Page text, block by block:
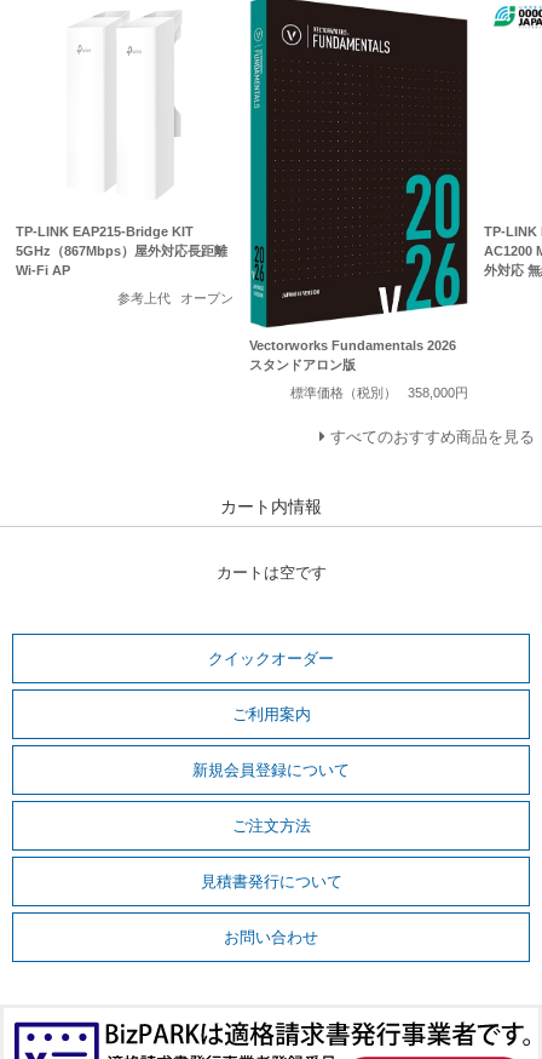
TP-LINK EAP215-Bridge KIT
5GHz（867Mbps）屋外対応長距離
Wi-Fi AP
参考上代
オープン
Vectorworks Fundamentals 2026
スタンドアロン版
標準価格（税別）
358,000円
TP-LINK
AC1200
外対応
すべてのおすすめ商品を見る
カート内情報
カートは空です
クイックオーダー
ご利用案内
新規会員登録について
ご注文方法
見積書発行について
お問い合わせ